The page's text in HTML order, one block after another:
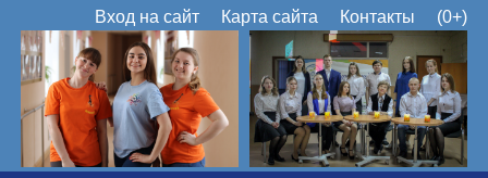
Вход на сайт Карта сайта Контакты (0+)